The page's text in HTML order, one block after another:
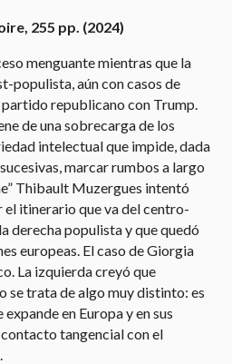
255 pp. (2024)
menguante mientras que la
populista, aún con casos de
republicano con Trump.
de una sobrecarga de los
intelectual que impide, dada
marcar rumbos a largo
Thibault Muzergues intentó
el itinerario que va del centro-
derecha populista y que quedó
europeas. El caso de Giorgia
La izquierda creyó que
se trata de algo muy distinto: es
en Europa y en sus
tangencial con el